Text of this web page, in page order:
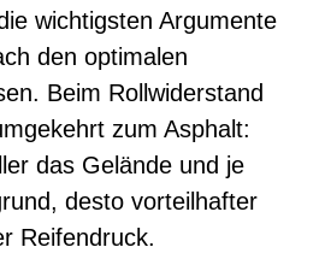
wichtigsten Argumente
den optimalen
Beim Rollwiderstand
zum Asphalt:
das Gelände und je
desto vorteilhafter
Reifendruck.